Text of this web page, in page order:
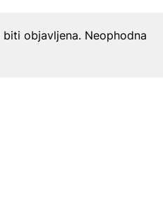
biti objavljena. Neophodna